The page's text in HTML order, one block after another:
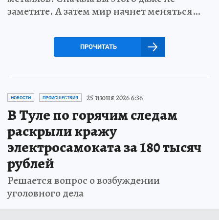
заметите. А затем мир начнет меняться…
ПРОЧИТАТЬ
НОВОСТИ ПРОИСШЕСТВИЯ 25 июня 2026 6:36
В Туле по горячим следам
раскрыли кражу
электросамоката за 180 тысяч
рублей
Решается вопрос о возбуждении
уголовного дела